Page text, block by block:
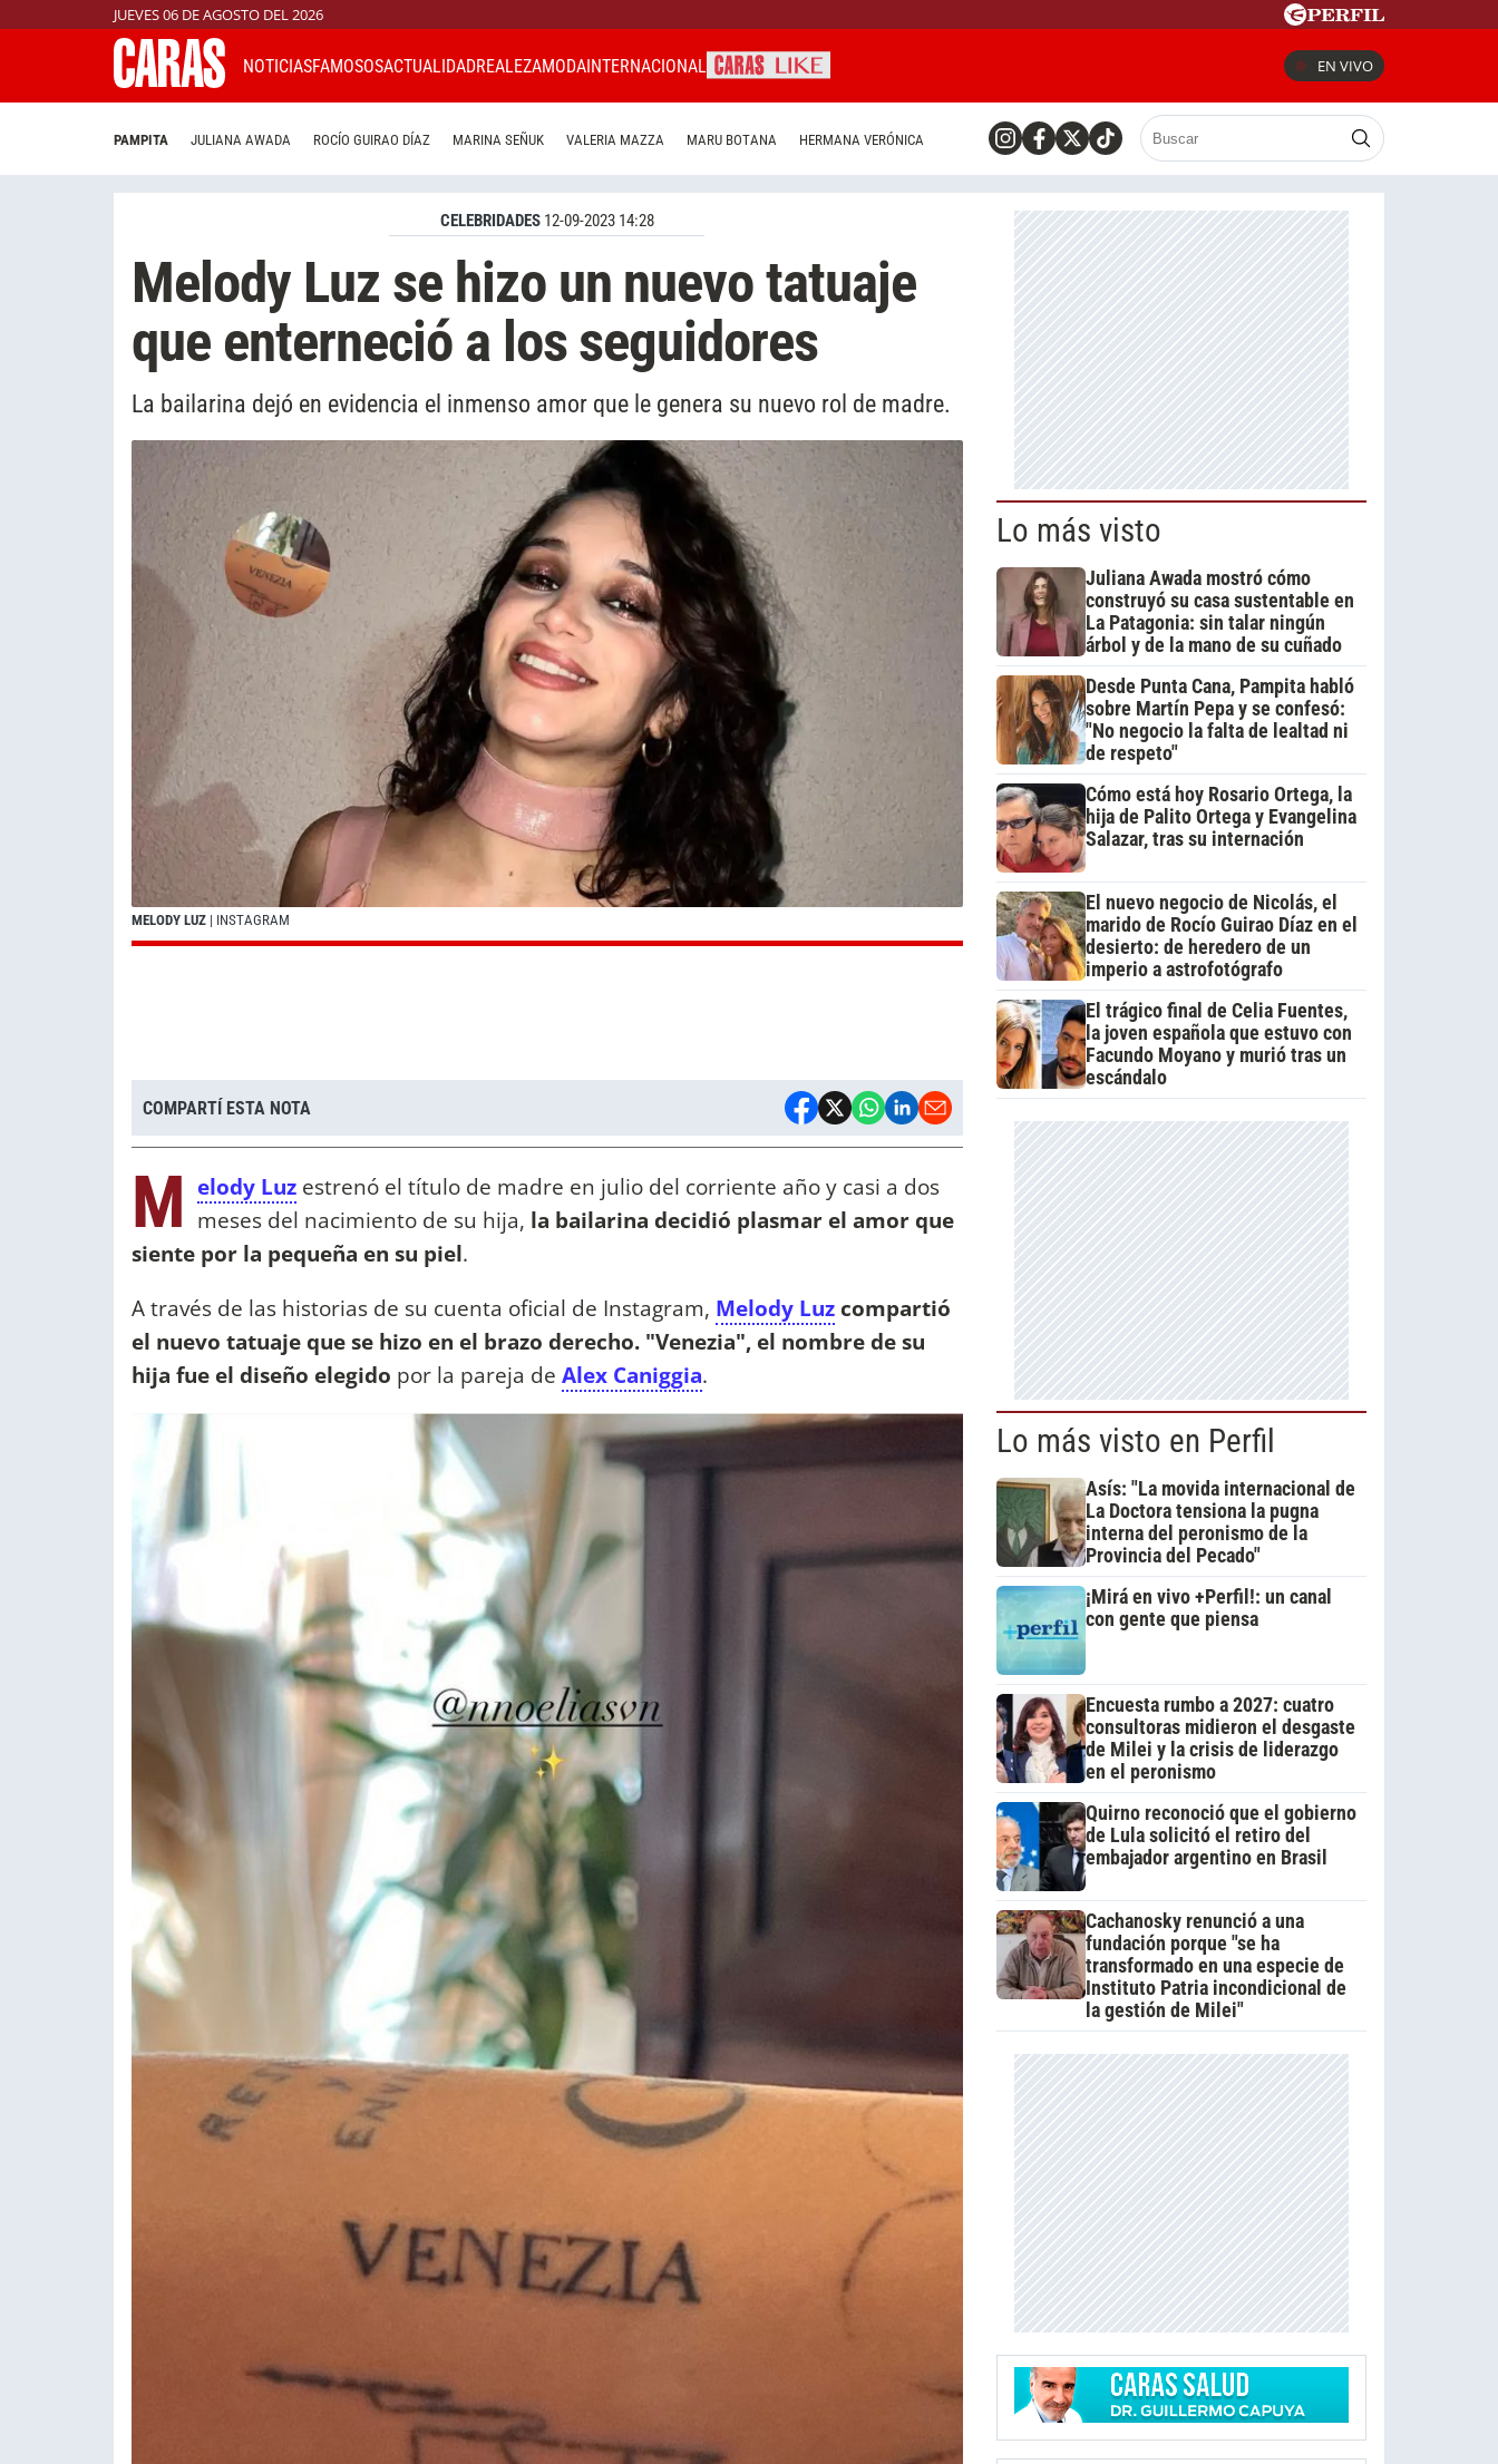
JUEVES 06 DE AGOSTO DEL 2026
NOTICIASFAMOSOSACTUALIDADREALEZAMODAINTERNACIONAL EN VIVO
PAMPITA JULIANA AWADA ROCÍO GUIRAO DÍAZ MARINA SEÑUK VALERIA MAZZA MARU BOTANA HERMANA VERÓNICA
CELEBRIDADES 12-09-2023 14:28
Melody Luz se hizo un nuevo tatuaje
que enterneció a los seguidores
La bailarina dejó en evidencia el inmenso amor que le genera su nuevo rol de madre.
MELODY LUZ | INSTAGRAM
COMPARTÍ ESTA NOTA
M elody Luz estrenó el título de madre en julio del corriente año y casi a dos
meses del nacimiento de su hija, la bailarina decidió plasmar el amor que
siente por la pequeña en su piel.
A través de las historias de su cuenta oficial de Instagram, Melody Luz compartió
el nuevo tatuaje que se hizo en el brazo derecho. "Venezia", el nombre de su
hija fue el diseño elegido por la pareja de Alex Caniggia.
Lo más visto
Juliana Awada mostró cómo
construyó su casa sustentable en
La Patagonia: sin talar ningún
árbol y de la mano de su cuñado
Desde Punta Cana, Pampita habló
sobre Martín Pepa y se confesó:
"No negocio la falta de lealtad ni
de respeto"
Cómo está hoy Rosario Ortega, la
hija de Palito Ortega y Evangelina
Salazar, tras su internación
El nuevo negocio de Nicolás, el
marido de Rocío Guirao Díaz en el
desierto: de heredero de un
imperio a astrofotógrafo
El trágico final de Celia Fuentes,
la joven española que estuvo con
Facundo Moyano y murió tras un
escándalo
Lo más visto en Perfil
Asís: "La movida internacional de
La Doctora tensiona la pugna
interna del peronismo de la
Provincia del Pecado"
¡Mirá en vivo +Perfil!: un canal
con gente que piensa
Encuesta rumbo a 2027: cuatro
consultoras midieron el desgaste
de Milei y la crisis de liderazgo
en el peronismo
Quirno reconoció que el gobierno
de Lula solicitó el retiro del
embajador argentino en Brasil
Cachanosky renunció a una
fundación porque "se ha
transformado en una especie de
Instituto Patria incondicional de
la gestión de Milei"